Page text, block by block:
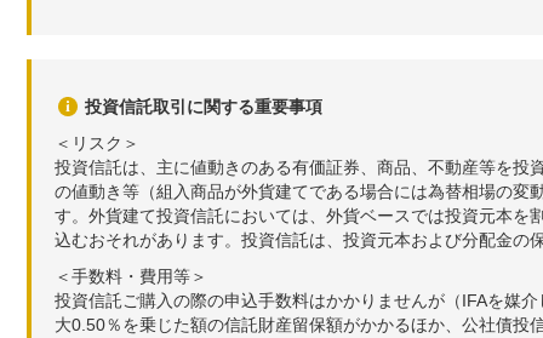
投資信託取引に関する重要事項
＜リスク＞
投資信託は、主に値動きのある有価証券、商品、不動産等を
の値動き等（組入商品が外貨建てである場合には為替相場の
す。外貨建て投資信託においては、外貨ベースでは投資元本
込むおそれがあります。投資信託は、投資元本および分配金の
＜手数料・費用等＞
投資信託ご購入の際の申込手数料はかかりませんが（IFAを媒
大0.50％を乗じた額の信託財産留保額がかかるほか、公社債